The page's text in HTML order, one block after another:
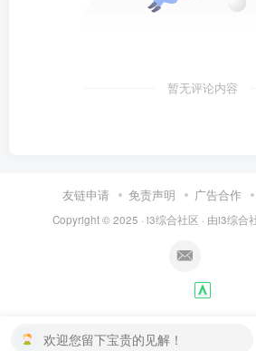
暂无评论内容
友链申请 免责声明 广告合作
Copyright © 2025 · i3综合社区 · 由i3综合
欢迎您留下宝贵的见解！